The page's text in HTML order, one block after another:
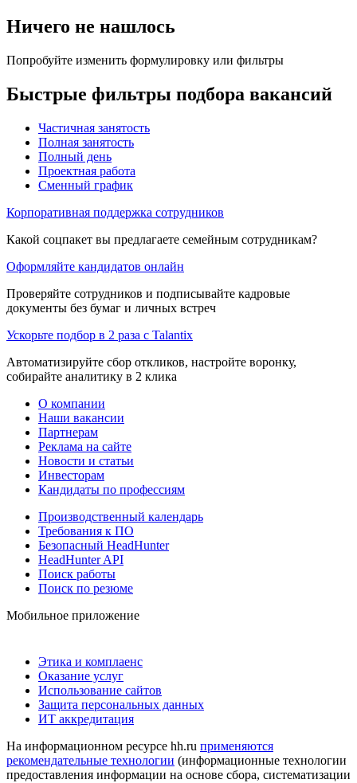
Ничего не нашлось
Попробуйте изменить формулировку или фильтры
Быстрые фильтры подбора вакансий
Частичная занятость
Полная занятость
Полный день
Проектная работа
Сменный график
Корпоративная поддержка сотрудников
Какой соцпакет вы предлагаете семейным сотрудникам?
Оформляйте кандидатов онлайн
Проверяйте сотрудников и подписывайте кадровые
документы без бумаг и личных встреч
Ускорьте подбор в 2 раза с Talantix
Автоматизируйте сбор откликов, настройте воронку,
собирайте аналитику в 2 клика
О компании
Наши вакансии
Партнерам
Реклама на сайте
Новости и статьи
Инвесторам
Кандидаты по профессиям
Производственный календарь
Требования к ПО
Безопасный HeadHunter
HeadHunter API
Поиск работы
Поиск по резюме
Мобильное приложение
Этика и комплаенс
Оказание услуг
Использование сайтов
Защита персональных данных
ИТ аккредитация
На информационном ресурсе hh.ru применяются
рекомендательные технологии (информационные технологии
предоставления информации на основе сбора, систематизации